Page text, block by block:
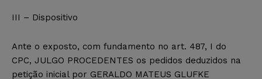
III – Dispositivo
Ante o exposto, com fundamento no art. 487, I do
CPC, JULGO PROCEDENTES os pedidos deduzidos na
petição inicial por GERALDO MATEUS GLUFKE